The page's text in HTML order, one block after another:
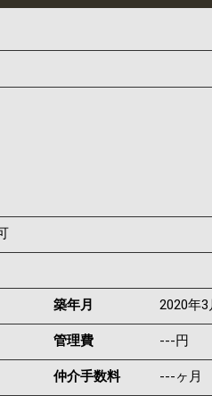
築年月 2020年3
管理費 ---円
仲介手数料 ---ヶ月